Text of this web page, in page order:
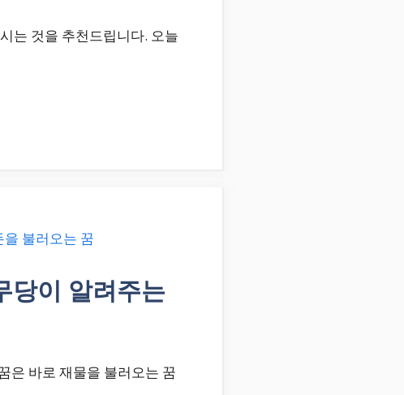
는 것을 추천드립니다. 오늘
당이 알려주는
은 바로 재물을 불러오는 꿈